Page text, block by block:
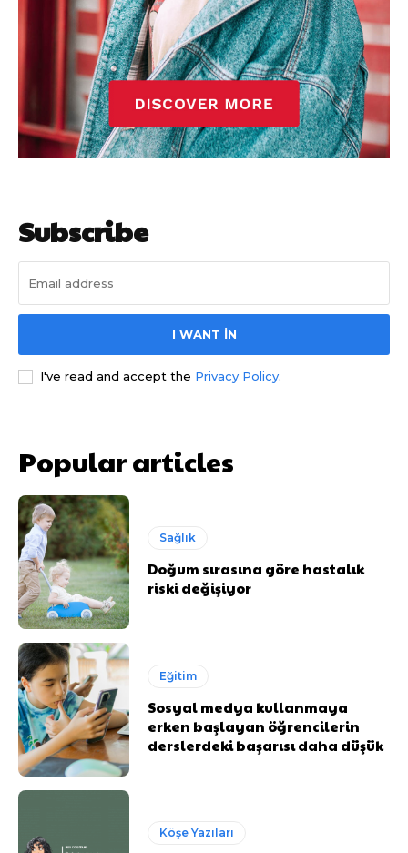
Subscribe
I WANT IN
I've read and accept the Privacy Policy.
Popular articles
Sağlık
Doğum sırasına göre hastalık
riski değişiyor
Eğitim
Sosyal medya kullanmaya
erken başlayan öğrencilerin
derslerdeki başarısı daha düşük
Köşe Yazıları